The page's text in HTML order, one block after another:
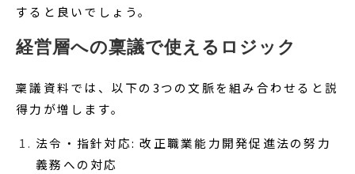
すると良いでしょう。
経営層への稟議で使えるロジック
稟議資料では、以下の3つの文脈を組み合わせると説
得力が増します。
法令・指針対応: 改正職業能力開発促進法の努力
義務への対応